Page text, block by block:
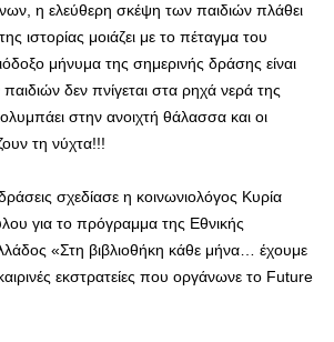
η ελεύθερη σκέψη των παιδιών πλάθει
ιστορίας μοιάζει με το πέταγμα του
μήνυμα της σημερινής δράσης είναι
δεν πνίγεται στα ρηχά νερά της
στην ανοιχτή θάλασσα και οι
τη νύχτα!!!
σχεδίασε η κοινωνιολόγος Κυρία
για το πρόγραμμα της Εθνικής
«Στη βιβλιοθήκη κάθε μήνα… έχουμε
εκστρατείες που οργάνωνε το Future